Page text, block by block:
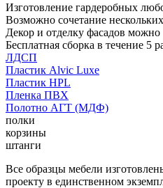
Изготовление гардеробных
Возможно сочетание
Декор и отделку фасадов
Бесплатная сборка в течение 5
ЛДСП
Пластик Alvic Luxe
Пластик HPL
Пленка ПВХ
Полотно АГТ (МДФ)
полки
корзины
штанги
Все образцы мебели
проекту в единственном